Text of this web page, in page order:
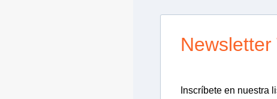
Newsletter
Inscríbete en nuestra